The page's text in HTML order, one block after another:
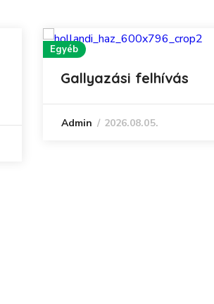
Egyéb
Gallyazási felhívás
Admin 2026.08.05.